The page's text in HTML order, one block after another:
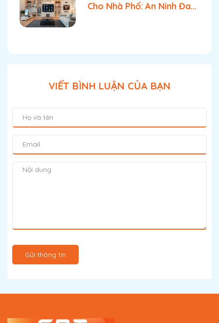
Cho Nhà Phố: An Ninh Đa
VIẾT BÌNH LUẬN CỦA BẠN
Gửi thông tin